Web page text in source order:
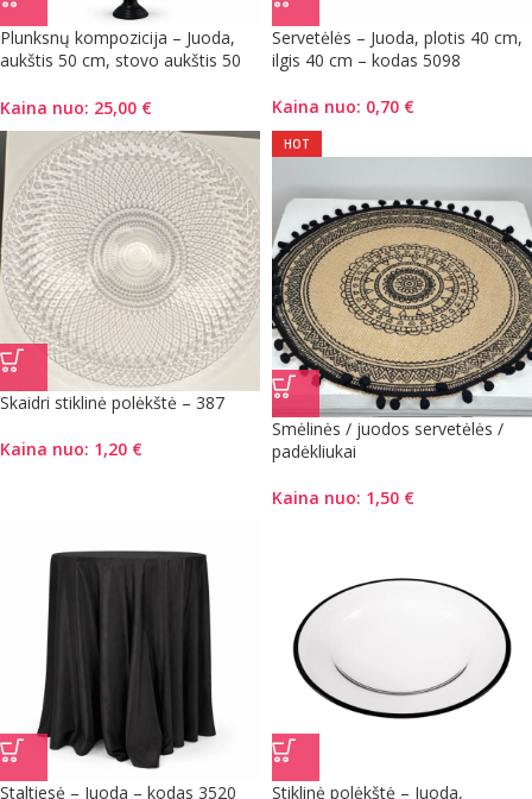
Plunksnų kompozicija – Juoda,
aukštis 50 cm, stovo aukštis 50
Kaina nuo: 25,00 €
Servetėlės – Juoda, plotis 40 cm,
ilgis 40 cm – kodas 5098
Kaina nuo: 0,70 €
Skaidri stiklinė polėkštė – 387
Kaina nuo: 1,20 €
HOT
Smėlinės / juodos servetėlės /
padėkliukai
Kaina nuo: 1,50 €
Staltiesė – Juoda – kodas 3520
Stiklinė polėkštė – Juoda,